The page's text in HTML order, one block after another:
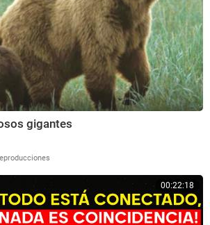
gigantes
00:22:18